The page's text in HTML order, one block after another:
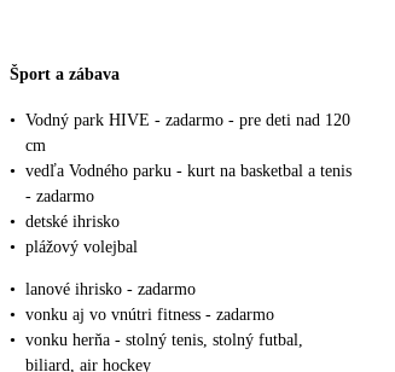
Šport a zábava
• Vodný park HIVE - zadarmo - pre deti nad 120
cm
• vedľa Vodného parku - kurt na basketbal a tenis
- zadarmo
• detské ihrisko
• plážový volejbal
• lanové ihrisko - zadarmo
• vonku aj vo vnútri fitness - zadarmo
• vonku herňa - stolný tenis, stolný futbal,
biliard, air hockey